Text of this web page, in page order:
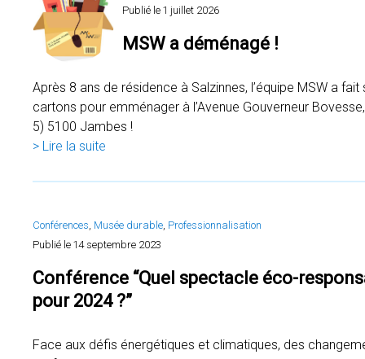
Publié le 1 juillet 2026
MSW a déménagé !
Après 8 ans de résidence à Salzinnes, l’équipe MSW a fait
cartons pour emménager à l’Avenue Gouverneur
5) 5100 Jambes !
> Lire la suite
Conférences, Musée durable, Professionnalisation
Publié le 14 septembre 2023
Conférence “Quel spectacle éco-
pour 2024 ?”
Face aux défis énergétiques et climatiques, des